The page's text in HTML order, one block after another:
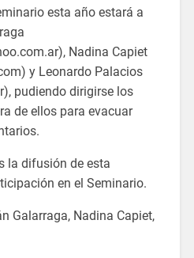
esta año estará a
Nadina Capiet
y Leonardo Palacios
pudiendo dirigirse los
de ellos para evacuar
la difusión de esta
en el Seminario.
Galarraga, Nadina Capiet,